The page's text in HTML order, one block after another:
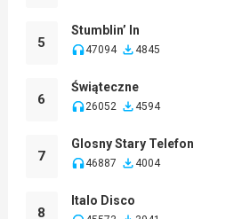
5
Stumblin’ In
47094 4845
6
Świąteczne
26052 4594
7
Glosny Stary Telefon
46887 4004
8
Italo Disco